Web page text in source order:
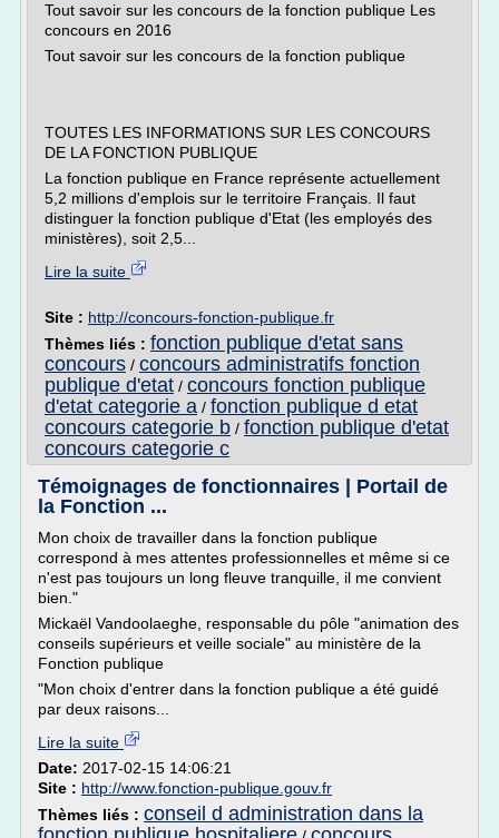
Tout savoir sur les concours de la fonction publique Les
concours en 2016
Tout savoir sur les concours de la fonction publique
TOUTES LES INFORMATIONS SUR LES CONCOURS
DE LA FONCTION PUBLIQUE
La fonction publique en France représente actuellement
5,2 millions d'emplois sur le territoire Français. Il faut
distinguer la fonction publique d'Etat (les employés des
ministères), soit 2,5...
Lire la suite
Site : http://concours-fonction-publique.fr
Thèmes liés : fonction publique d'etat sans
concours / concours administratifs fonction
publique d'etat / concours fonction publique
d'etat categorie a / fonction publique d etat
concours categorie b / fonction publique d'etat
concours categorie c
Témoignages de fonctionnaires | Portail de
la Fonction ...
Mon choix de travailler dans la fonction publique
correspond à mes attentes professionnelles et même si ce
n'est pas toujours un long fleuve tranquille, il me convient
bien."
Mickaël Vandoolaeghe, responsable du pôle "animation des
conseils supérieurs et veille sociale" au ministère de la
Fonction publique
"Mon choix d'entrer dans la fonction publique a été guidé
par deux raisons...
Lire la suite
Date: 2017-02-15 14:06:21
Site : http://www.fonction-publique.gouv.fr
Thèmes liés : conseil d administration dans la